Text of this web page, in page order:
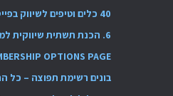
40 כלים וטיפים לשיווק בפייסבוק [ובאינטרנט]
6. הכנת תשתית שיווקית למכירת הקורס
OPTIONS PAGE
בונים רשימת תפוצה – כל